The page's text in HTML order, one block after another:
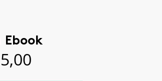
Ebook
5,00